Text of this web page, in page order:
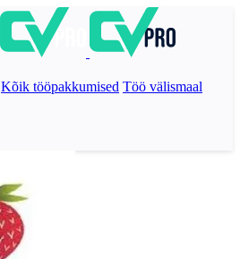
Kõik tööpakkumised Töö välismaal